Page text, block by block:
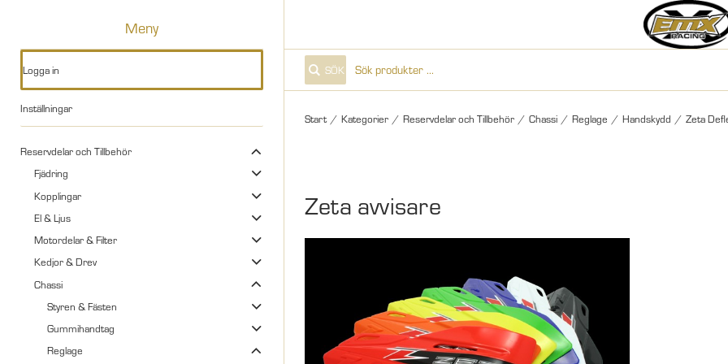
Meny
Logga in
Inställningar
Reservdelar och Tillbehör
Fjädring
Kopplingar
El & Ljus
Motordelar & Filter
Kedjor & Drev
Chassi
Styren & Fästen
Gummihandtag
Reglage
SÖK
Start / Kategorier / Reservdelar och Tillbehör / Chassi / Reglage / Handskydd / Zeta
Zeta avvisare